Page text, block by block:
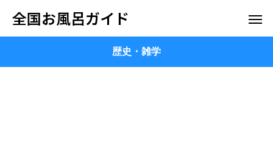
全国お風呂ガイド
歴史・雑学